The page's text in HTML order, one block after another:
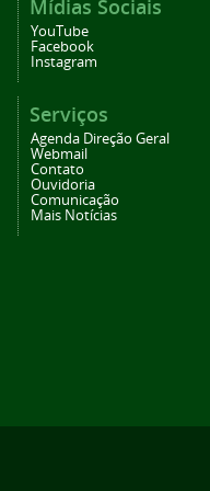
Mídias Sociais
YouTube
Facebook
Instagram
Serviços
Agenda Direção Geral
Webmail
Contato
Ouvidoria
Comunicação
Mais Notícias